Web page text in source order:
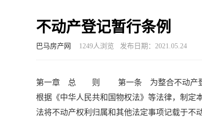
不动产登记暂行条例
巴马房产网 1249人浏览 发布日期：2021.05.24
第一章 总 则 第一条 为整合不动产登记职
根据《中华人民共和国物权法》等法律，制
法将不动产权利归属和其他法定事项记载于